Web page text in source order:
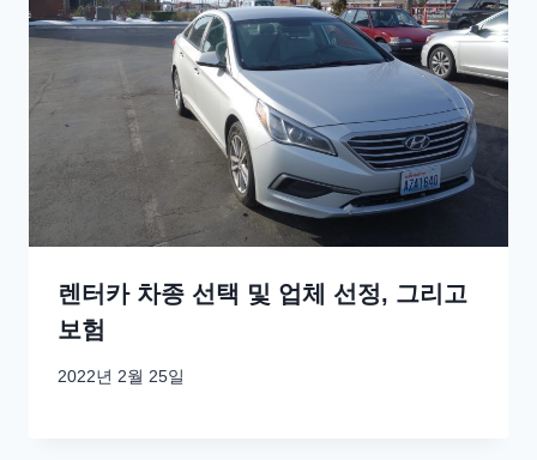
렌터카 차종 선택 및 업체 선정, 그리고
보험
2022년 2월 25일